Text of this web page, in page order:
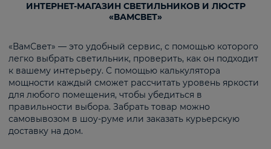
ИНТЕРНЕТ-МАГАЗИН СВЕТИЛЬНИКОВ И ЛЮСТР
«ВАМСВЕТ»
«ВамСвет» — это удобный сервис, с помощью которого
легко выбрать светильник, проверить, как он подходит
к вашему интерьеру. С помощью калькулятора
мощности каждый сможет рассчитать уровень яркости
для любого помещения, чтобы убедиться в
правильности выбора. Забрать товар можно
самовывозом в шоу-руме или заказать курьерскую
доставку на дом.